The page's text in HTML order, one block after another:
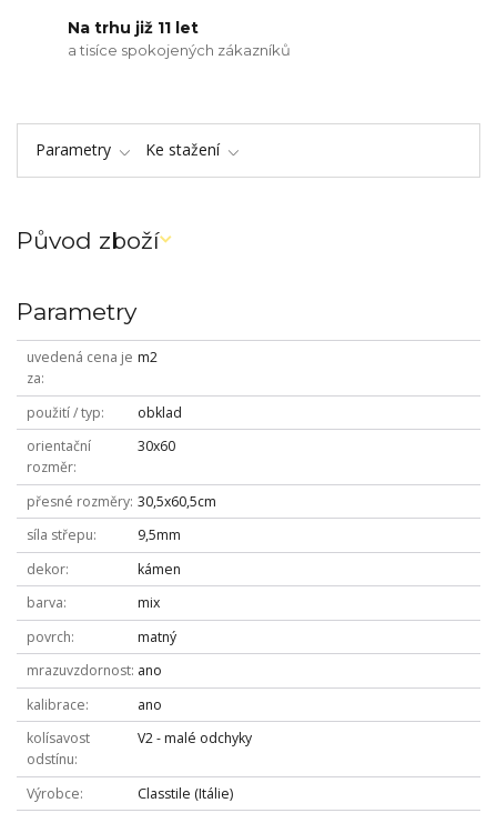
Na trhu již 11 let
a tisíce spokojených zákazníků
Parametry Ke stažení
Původ zboží
Parametry
uvedená cena je
za
m2
použití / typ
obklad
orientační
rozměr
30x60
přesné rozměry 30,5x60,5cm
síla střepu
9,5mm
dekor
kámen
barva
mix
povrch
matný
mrazuvzdornost ano
kalibrace
ano
kolísavost
odstínu
V2 - malé odchyky
Výrobce
Classtile (Itálie)